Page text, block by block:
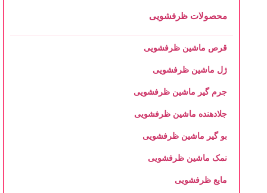
محصولات ظرفشویی
قرص ماشین ظرفشویی
ژل ماشین ظرفشویی
جرم گیر ماشین ظرفشویی
جلادهنده ماشین ظرفشویی
بو گیر ماشین ظرفشویی
نمک ماشین ظرفشویی
مایع ظرفشویی